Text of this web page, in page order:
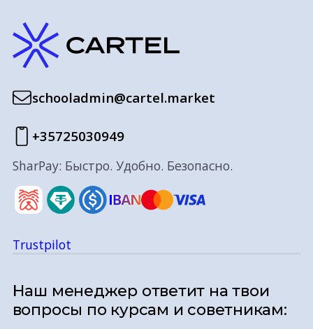
schooladmin@cartel.market
+35725030949
SharPay: Быстро. Удобно. Безопасно.
Trustpilot
Наш менеджер ответит на твои
вопросы по курсам и советникам: